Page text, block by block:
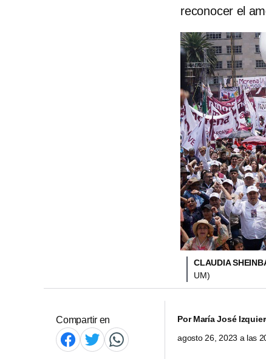
reconocer el
CLAUDIA
UM)
Compartir en PorMaría José
agosto 26, 2023 a las